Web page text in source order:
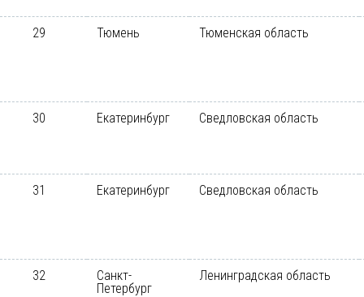
29 Тюмень Тюменская область
30 Екатеринбург Сведловская область
31 Екатеринбург Сведловская область
32
Санкт-
Петербург
Ленинградская область